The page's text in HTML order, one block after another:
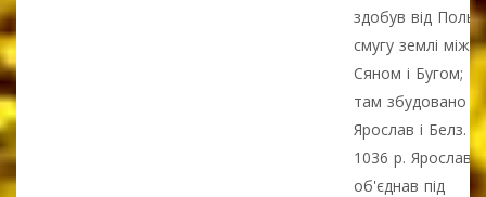
здобув від
смугу землі між р.
Сяном і Бугом;
там збудовано м.
Ярослав і Белз.
1036 р. Ярослав
об'єднав під